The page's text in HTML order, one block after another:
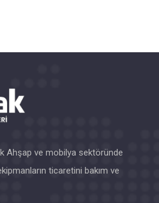
Ahşap ve mobilya sektöründe
ticaretini bakım ve